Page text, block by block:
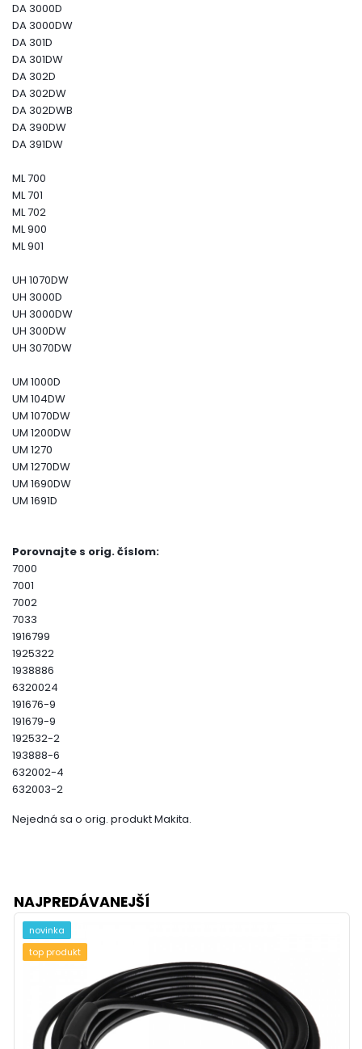
DA 3000D
DA 3000DW
DA 301D
DA 301DW
DA 302D
DA 302DW
DA 302DWB
DA 390DW
DA 391DW
ML 700
ML 701
ML 702
ML 900
ML 901
UH 1070DW
UH 3000D
UH 3000DW
UH 300DW
UH 3070DW
UM 1000D
UM 104DW
UM 1070DW
UM 1200DW
UM 1270
UM 1270DW
UM 1690DW
UM 1691D
Porovnajte s orig. číslom:
7000
7001
7002
7033
1916799
1925322
1938886
6320024
191676-9
191679-9
192532-2
193888-6
632002-4
632003-2
Nejedná sa o orig. produkt Makita.
NAJPREDÁVANEJŠÍ
novinka
top produkt